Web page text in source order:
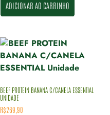
ADICIONAR AO CARRINHO
BEEF PROTEIN BANANA C/CANELA ESSENTIAL
UNIDADE
R$269,90